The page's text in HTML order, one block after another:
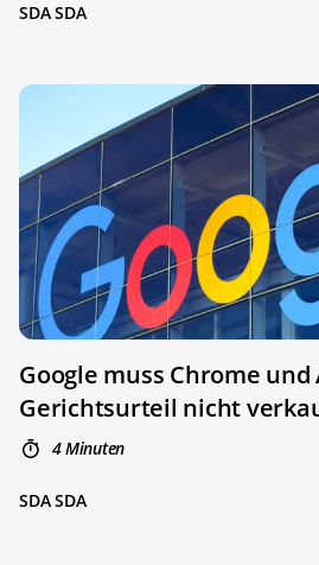
SDA SDA
Google muss Chrome
Gerichtsurteil nicht
4 Minuten
SDA SDA